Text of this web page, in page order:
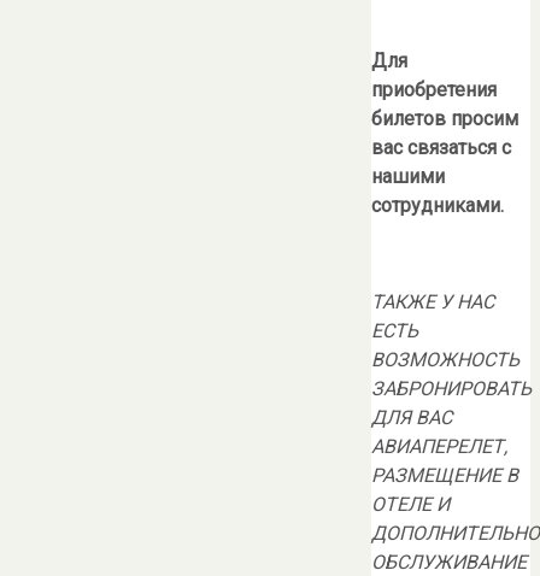
Для
приобретения
билетов просим
вас связаться с
нашими
сотрудниками.
ТАКЖЕ У НАС
ЕСТЬ
ВОЗМОЖНОСТЬ
ЗАБРОНИРОВАТЬ
ДЛЯ ВАС
АВИАПЕРЕЛЕТ,
РАЗМЕЩЕНИЕ В
ОТЕЛЕ И
ОБСЛУЖИВАНИЕ